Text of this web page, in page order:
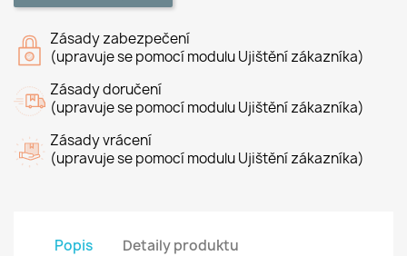
Zásady zabezpečení
(upravuje se pomocí modulu Ujištění zákazníka)
Zásady doručení
(upravuje se pomocí modulu Ujištění zákazníka)
Zásady vrácení
(upravuje se pomocí modulu Ujištění zákazníka)
Popis Detaily produktu